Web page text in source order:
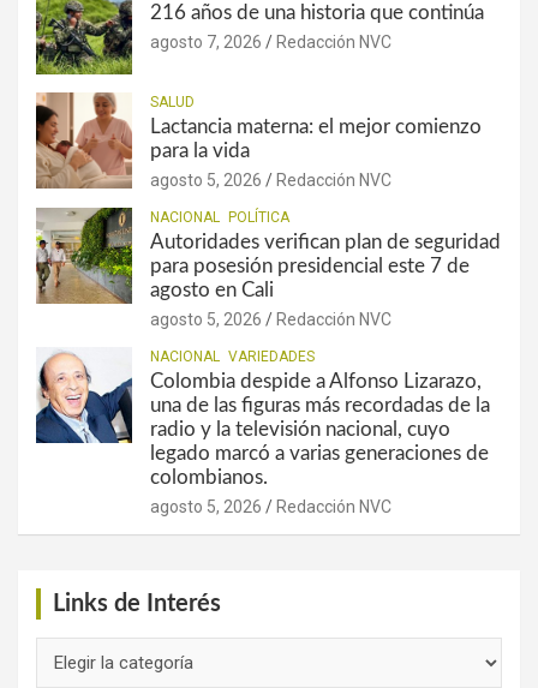
216 años de una historia que continúa
agosto 7, 2026 Redacción NVC
SALUD
Lactancia materna: el mejor comienzo
para la vida
agosto 5, 2026 Redacción NVC
NACIONAL POLÍTICA
Autoridades verifican plan de seguridad
para posesión presidencial este 7 de
agosto en Cali
agosto 5, 2026 Redacción NVC
NACIONAL VARIEDADES
Colombia despide a Alfonso Lizarazo,
una de las figuras más recordadas de la
radio y la televisión nacional, cuyo
legado marcó a varias generaciones de
colombianos.
agosto 5, 2026 Redacción NVC
Links de Interés